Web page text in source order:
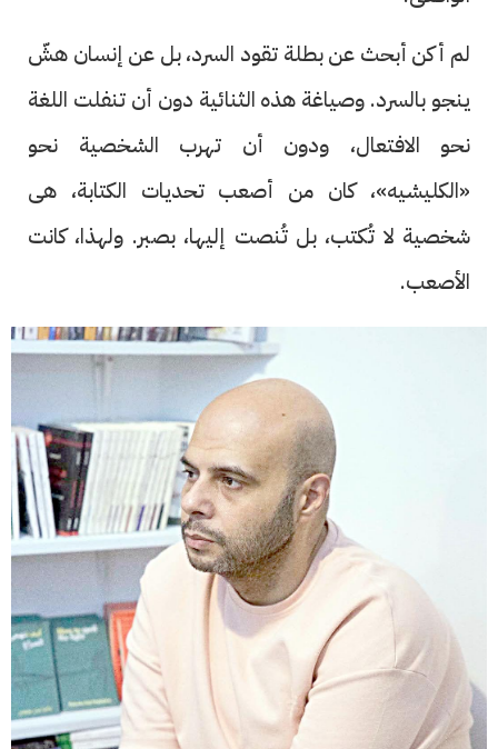
لم أكن أبحث عن بطلة تقود السرد، بل عن إنسان هشّ
ينجو بالسرد. وصياغة هذه الثنائية دون أن تنفلت اللغة
نحو الافتعال، ودون أن تهرب الشخصية نحو
«الكليشيه»، كان من أصعب تحديات الكتابة، هى
شخصية لا تُكتب، بل تُنصت إليها، بصبر. ولهذا، كانت
الأصعب.